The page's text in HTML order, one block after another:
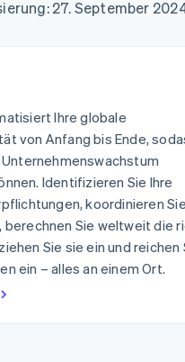
Data Pipeline
Branche
Unternehmen
Reisen und
Versicherungen
und
Organisationen
auf
Abrechnung um
gestützte
ausgeben: So
und
von
mit Agenten
werden
27. September
Ihre globale
von Anfang bis Ende,
Unternehmenswachstum
Identifizieren Sie Ihre
koordinieren Sie
berechnen Sie weltweit die
Sie sie ein und reichen
ein – alles an einem Ort.